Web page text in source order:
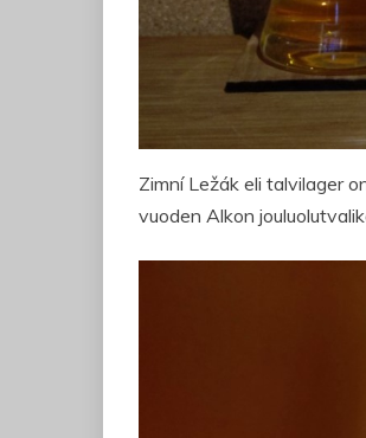
Zimní Ležák eli talvilager
vuoden Alkon